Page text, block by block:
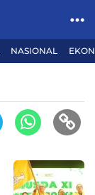
NASIONAL